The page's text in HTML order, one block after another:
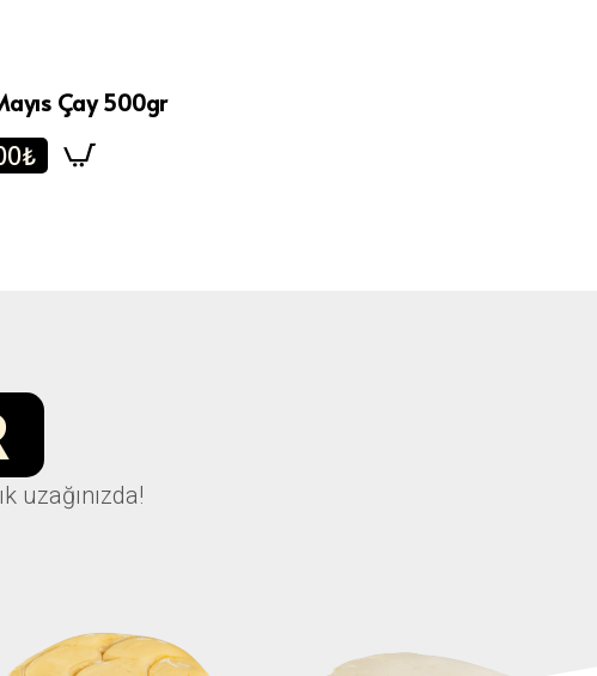
Çay 500gr
uzağınızda!